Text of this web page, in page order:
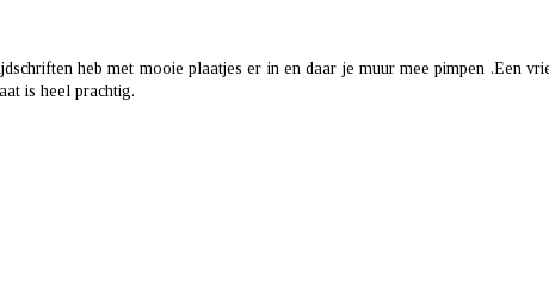
heb met mooie plaatjes er in en daar je muur mee pimpen .Een
is heel prachtig.